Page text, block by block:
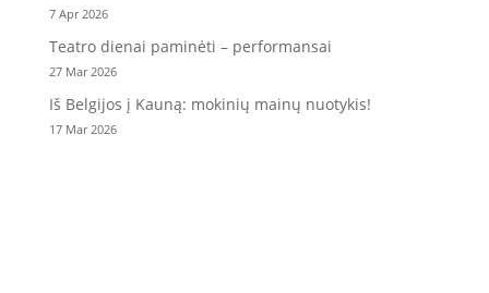
7 Apr 2026
Teatro dienai paminėti – performansai
27 Mar 2026
Iš Belgijos į Kauną: mokinių mainų nuotykis!
17 Mar 2026